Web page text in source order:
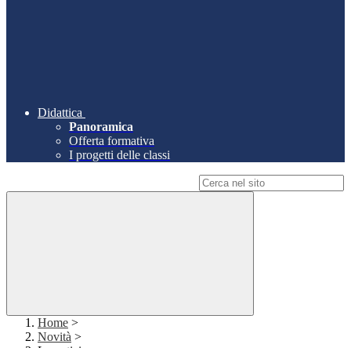
Didattica
Panoramica
Offerta formativa
I progetti delle classi
Home >
Novità >